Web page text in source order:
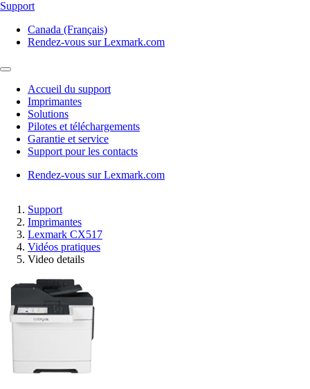
Support
Canada (Français)
Rendez-vous sur Lexmark.com
Accueil du support
Imprimantes
Solutions
Pilotes et téléchargements
Garantie et service
Support pour les contacts
Rendez-vous sur Lexmark.com
Support
Imprimantes
Lexmark CX517
Vidéos pratiques
Video details